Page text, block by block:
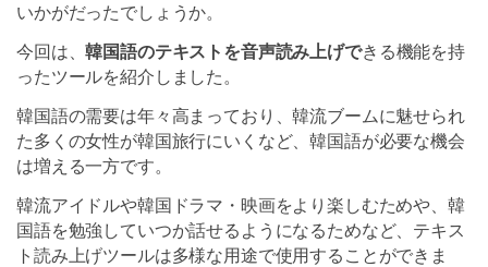
いかがだったでしょうか。
今回は、韓国語のテキストを音声読み上げできる機能を持
ったツールを紹介しました。
韓国語の需要は年々高まっており、韓流ブームに魅せられ
た多くの女性が韓国旅行にいくなど、韓国語が必要な機会
は増える一方です。
韓流アイドルや韓国ドラマ・映画をより楽しむためや、韓
国語を勉強していつか話せるようになるためなど、テキス
ト読み上げツールは多様な用途で使用することができま